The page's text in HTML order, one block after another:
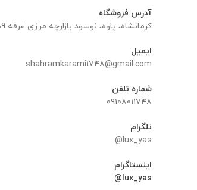
آدرس فروشگاه
کرمانشاه، پاوه، نوسود بازارچه مرزی غرفه 9، آرایشی بهداشتی لوکس یاس
ایمیل
shahramkarami1748@gmail.com
شماره تلفن
09108011748
تلگرام
lux_yas@
اینستاگرام
lux_yas@